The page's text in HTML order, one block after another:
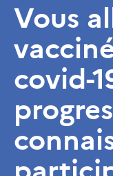
Vous
covid-